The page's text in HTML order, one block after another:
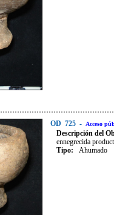
OD 725 - Acceso
Descripción del
ennegrecida
Tipo: Ahumado